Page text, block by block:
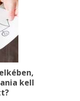
kell